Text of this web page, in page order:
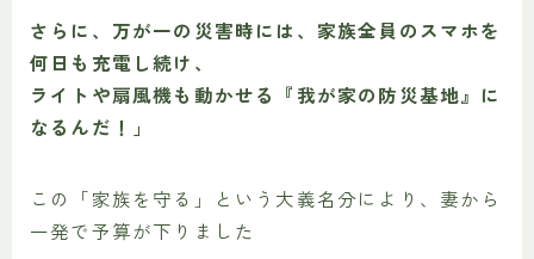
さらに、万が一の災害時には、家族全員のスマホを
何日も充電し続け、
ライトや扇風機も動かせる『我が家の防災基地』に
なるんだ！」
この「家族を守る」という大義名分により、妻から
一発で予算が下りました